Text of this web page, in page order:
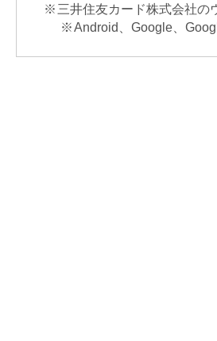
※ 三井住友カード株式会社の
※Android、Google、